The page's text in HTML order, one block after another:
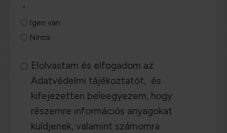
Igen van
Nincs
Elolvastam és elfogadom az
Adatvédelmi tájékoztatót, és
kifejezetten beleegyezem, hogy
részemre információs anyagokat
küldjenek, valamint számomra